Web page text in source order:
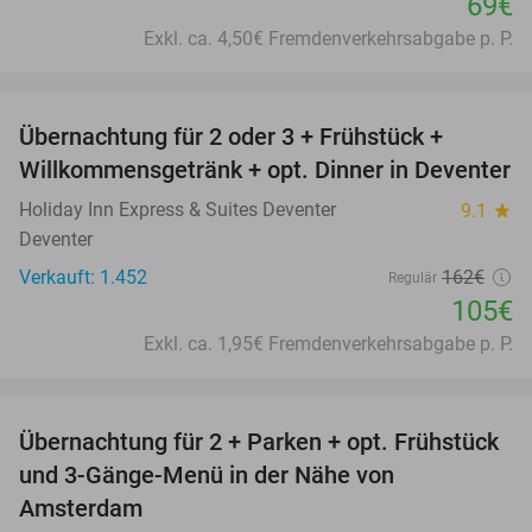
Exkl. ca. 4,50€ Fremdenverkehrsabgabe p. P.
Übernachtung für 2 oder 3 + Frühstück +
Willkommensgetränk + opt. Dinner in Deventer
Holiday Inn Express & Suites Deventer 9.1 star
Deventer
Verkauft: 1.452
Regulär 162€
105€
Exkl. ca. 1,95€ Fremdenverkehrsabgabe p. P.
51%
Übernachtung für 2 + Parken + opt. Frühstück
und 3-Gänge-Menü in der Nähe von
Amsterdam